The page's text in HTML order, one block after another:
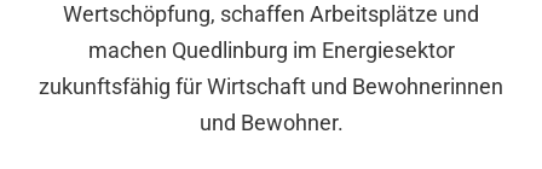
Wertschöpfung, schaffen Arbeitsplätze und
machen Quedlinburg im Energiesektor
zukunftsfähig für Wirtschaft und Bewohnerinnen
und Bewohner.